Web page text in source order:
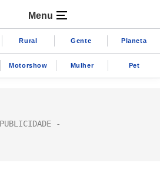
Menu
Rural Gente Planeta
Motorshow Mulher Pet